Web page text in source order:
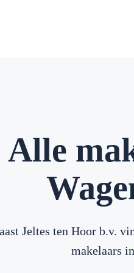
Alle
Jeltes ten Hoor b.v.
makelaars